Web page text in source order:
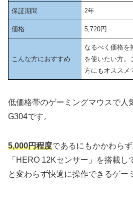
保証期間 2年
価格 5,720円
こんな方におすすめ
なるべく価格を
を使いたい方。
方にもオススメ
低価格帯のゲーミングマウスで人
G304です。
5,000円程度であるにもかかわら
「HERO 12Kセンサー」を搭載し
と変わらず快適に操作できるゲー